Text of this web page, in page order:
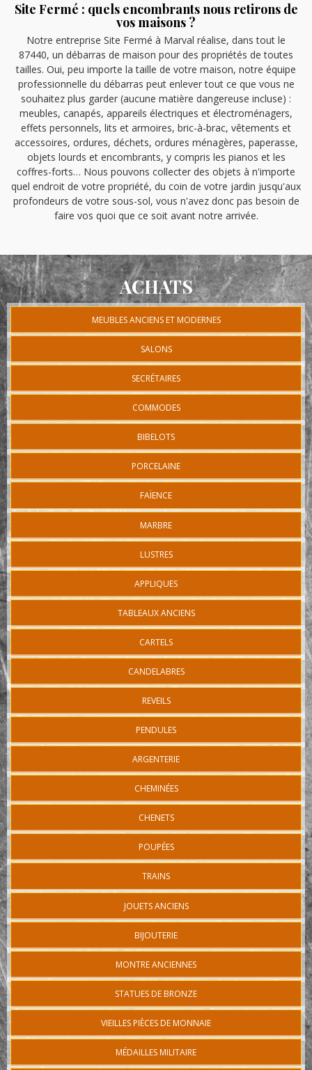
Site Fermé : quels encombrants nous retirons de
vos maisons ?
Notre entreprise Site Fermé à Marval réalise, dans tout le
87440, un débarras de maison pour des propriétés de toutes
tailles. Oui, peu importe la taille de votre maison, notre équipe
professionnelle du débarras peut enlever tout ce que vous ne
souhaitez plus garder (aucune matière dangereuse incluse) :
meubles, canapés, appareils électriques et électroménagers,
effets personnels, lits et armoires, bric-à-brac, vêtements et
accessoires, ordures, déchets, ordures ménagères, paperasse,
objets lourds et encombrants, y compris les pianos et les
coffres-forts… Nous pouvons collecter des objets à n'importe
quel endroit de votre propriété, du coin de votre jardin jusqu'aux
profondeurs de votre sous-sol, vous n'avez donc pas besoin de
faire vos quoi que ce soit avant notre arrivée.
ACHATS
MEUBLES ANCIENS ET MODERNES
SALONS
SECRÉTAIRES
COMMODES
BIBELOTS
PORCELAINE
FAÏENCE
MARBRE
LUSTRES
APPLIQUES
TABLEAUX ANCIENS
CARTELS
CANDELABRES
REVEILS
PENDULES
ARGENTERIE
CHEMINÉES
CHENETS
POUPÉES
TRAINS
JOUETS ANCIENS
BIJOUTERIE
MONTRE ANCIENNES
STATUES DE BRONZE
VIEILLES PIÈCES DE MONNAIE
MÉDAILLES MILITAIRE